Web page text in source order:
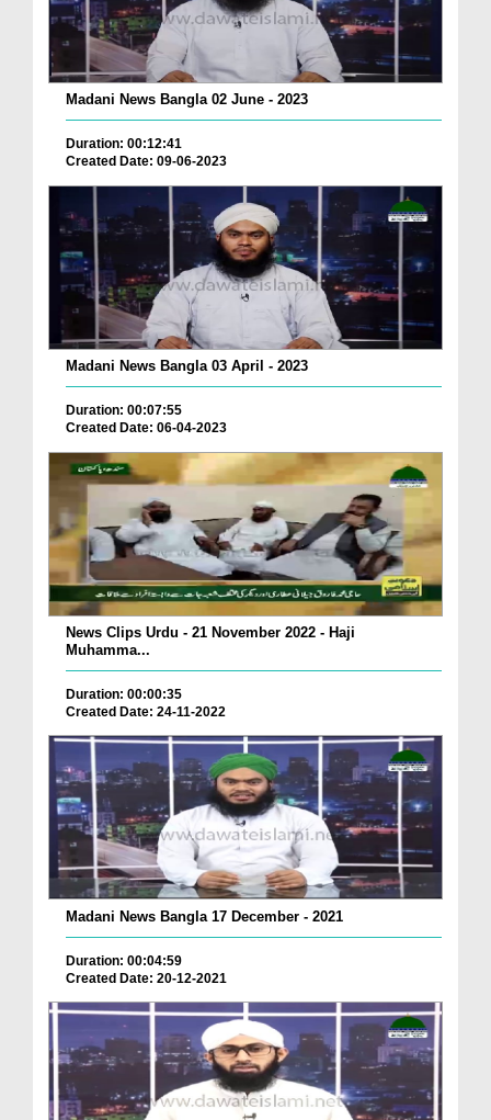
Madani News Bangla 02 June - 2023
Duration: 00:12:41
Created Date: 09-06-2023
Madani News Bangla 03 April - 2023
Duration: 00:07:55
Created Date: 06-04-2023
News Clips Urdu - 21 November 2022 - Haji
Muhamma...
Duration: 00:00:35
Created Date: 24-11-2022
Madani News Bangla 17 December - 2021
Duration: 00:04:59
Created Date: 20-12-2021